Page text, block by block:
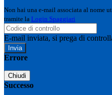
Non hai una e-mail associata al nome
tramite la Login Spaggiari
E-mail inviata, si prega di
Errore
Chiudi
Successo